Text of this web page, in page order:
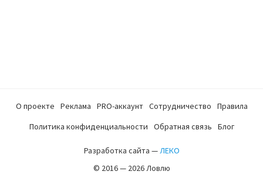
О проекте Реклама PRO-аккаунт Сотрудничество
Правила
Политика конфиденциальности
Обратная связь Блог
Разработка сайта —ЛЕКО
© 2016 — 2026 Ловлю